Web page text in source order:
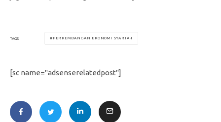
TAGS PERKEMBANGAN EKONOMI SYARIAH
[sc name="adsenserelatedpost"]